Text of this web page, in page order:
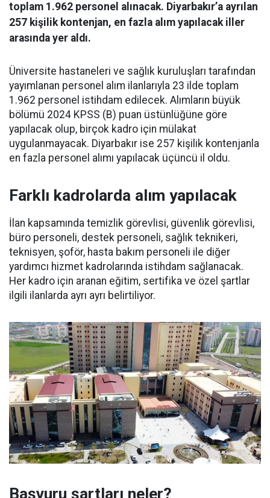
toplam 1.962 personel alınacak. Diyarbakır’a ayrılan
257 kişilik kontenjan, en fazla alım yapılacak iller
arasında yer aldı.
Üniversite hastaneleri ve sağlık kuruluşları tarafından
yayımlanan personel alım ilanlarıyla 23 ilde toplam
1.962 personel istihdam edilecek. Alımların büyük
bölümü 2024 KPSS (B) puan üstünlüğüne göre
yapılacak olup, birçok kadro için mülakat
uygulanmayacak. Diyarbakır ise 257 kişilik kontenjanla
en fazla personel alımı yapılacak üçüncü il oldu.
Farklı kadrolarda alım yapılacak
İlan kapsamında temizlik görevlisi, güvenlik görevlisi,
büro personeli, destek personeli, sağlık teknikeri,
teknisyen, şoför, hasta bakım personeli ile diğer
yardımcı hizmet kadrolarında istihdam sağlanacak.
Her kadro için aranan eğitim, sertifika ve özel şartlar
ilgili ilanlarda ayrı ayrı belirtiliyor.
Başvuru şartları neler?